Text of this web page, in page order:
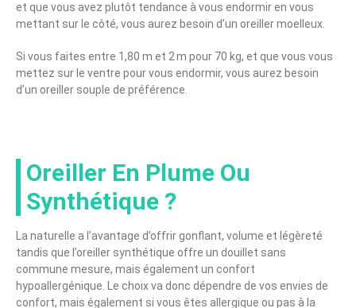
et que vous avez plutôt tendance à vous endormir en vous
mettant sur le côté, vous aurez besoin d’un oreiller moelleux.
Si vous faites entre 1,80 m et 2 m pour 70 kg, et que vous vous
mettez sur le ventre pour vous endormir, vous aurez besoin
d’un oreiller souple de préférence.
Oreiller En Plume Ou
Synthétique ?
La naturelle a l’avantage d’offrir gonflant, volume et légèreté
tandis que l’oreiller synthétique offre un douillet sans
commune mesure, mais également un confort
hypoallergénique. Le choix va donc dépendre de vos envies de
confort, mais également si vous êtes allergique ou pas à la